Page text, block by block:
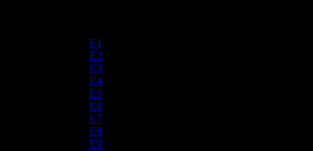
E1
E2
E3
E4
E5
E6
E7
E8
E9